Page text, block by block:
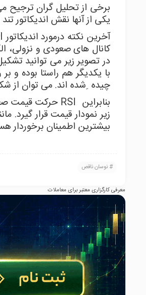
برخی از تحلیل گران ترجیح
یکی از آنها نقش اندیکاتور
آخرین نکته درمورد اندیکاتور
کانال های صعودی و نزولی،
در تصویر زیر می توانید
با یکدیگر هم راستا بوده
چیده ِشده اند. می توان از
بنابراین RSI حرکت قیمت
زیر نمودار قیمت قرار گیرد.
بیشترین اطمینان برخوردار
نوسان ناقص
معرفی کارگزاری معتبر برای معاملات